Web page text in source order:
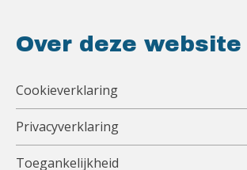
Over deze website
Cookieverklaring
Privacyverklaring
Toegankelijkheid